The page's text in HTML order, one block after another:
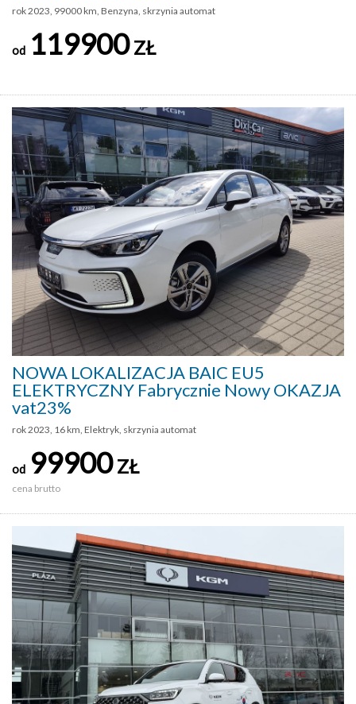
rok 2023, 99000 km, Benzyna, skrzynia automat
od 119900ZŁ
NOWA LOKALIZACJA BAIC EU5
ELEKTRYCZNY Fabrycznie Nowy OKAZJA
vat23%
rok 2023, 16 km, Elektryk, skrzynia automat
od 99900ZŁ
cena brutto